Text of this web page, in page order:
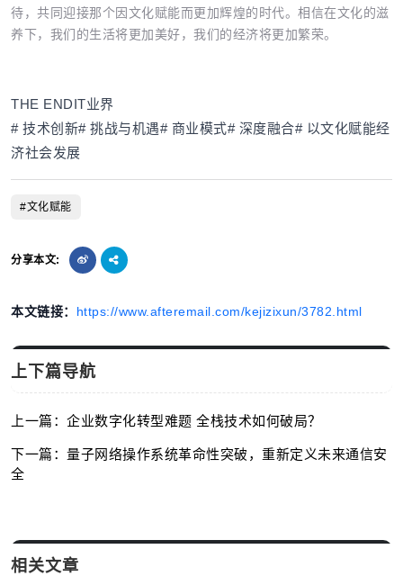
待，共同迎接那个因文化赋能而更加辉煌的时代。相信在文化的滋
养下，我们的生活将更加美好，我们的经济将更加繁荣。
THE ENDIT业界
# 技术创新# 挑战与机遇# 商业模式# 深度融合# 以文化赋能经
济社会发展
#文化赋能
分享本文:
本文链接： https://www.afteremail.com/kejizixun/3782.html
上下篇导航
上一篇：企业数字化转型难题 全栈技术如何破局？
下一篇：量子网络操作系统革命性突破，重新定义未来通信安
全
相关文章